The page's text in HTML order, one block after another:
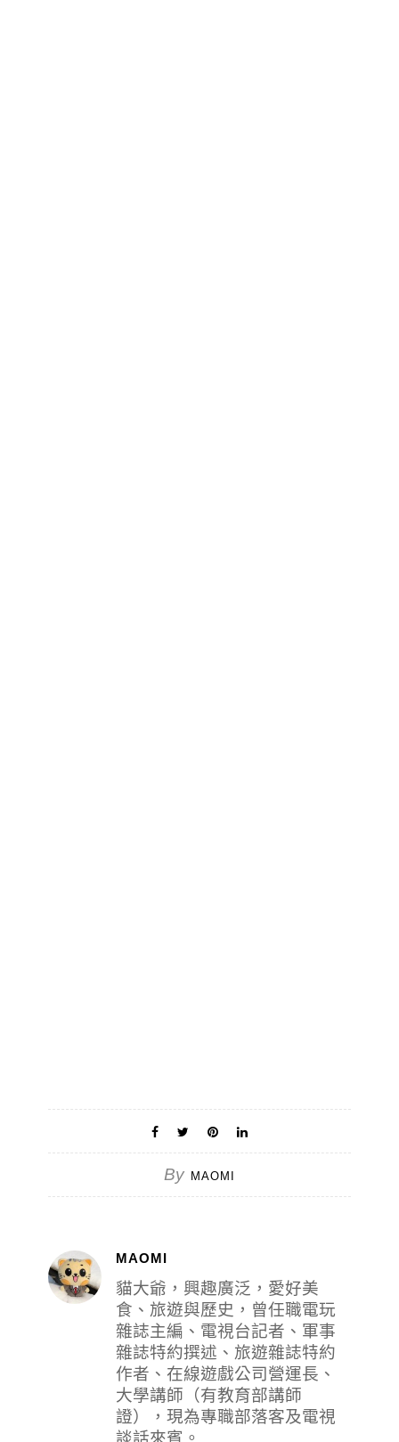
By MAOMI
MAOMI
貓大爺，興趣廣泛，愛好美
食、旅遊與歷史，曾任職電玩
雜誌主編、電視台記者、軍事
雜誌特約撰述、旅遊雜誌特約
作者、在線遊戲公司營運長、
大學講師（有教育部講師
證），現為專職部落客及電視
談話來賓。